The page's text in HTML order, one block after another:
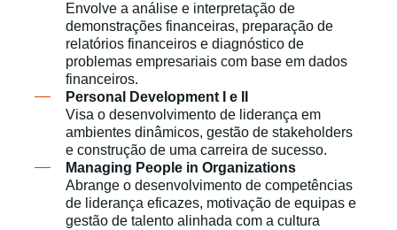
Envolve a análise e interpretação de
demonstrações financeiras, preparação de
relatórios financeiros e diagnóstico de
problemas empresariais com base em dados
financeiros.​
Personal Development I e II
Visa o desenvolvimento de liderança em
ambientes dinâmicos, gestão de stakeholders
e construção de uma carreira de sucesso.​
Managing People in Organizations
Abrange o desenvolvimento de competências
de liderança eficazes, motivação de equipas e
gestão de talento alinhada com a cultura